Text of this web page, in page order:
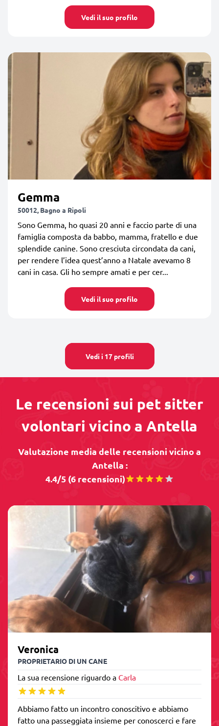
Vedi il suo profilo
Gemma
50012, Bagno a Ripoli
Sono Gemma, ho quasi 20 anni e faccio parte di una
famiglia composta da babbo, mamma, fratello e due
splendide canine. Sono cresciuta circondata da cani,
per rendere l’idea quest’anno a Natale avevamo 8
cani in casa. Gli ho sempre amati e per cer...
Vedi il suo profilo
Vedi i 17 profili
Le recensioni sui pet sitter
volontari vicino a Antella
Valutazione media delle recensioni vicino a
Antella :
4.4/5 (6 recensioni)
Veronica
PROPRIETARIO DI UN CANE
La sua recensione riguardo a Carla
Abbiamo fatto un incontro conoscitivo e abbiamo
fatto una passeggiata insieme per conoscerci e fare